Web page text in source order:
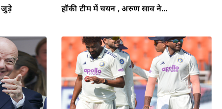
जुड़े
हॉकी टीम में चयन , अरुण साव ने...